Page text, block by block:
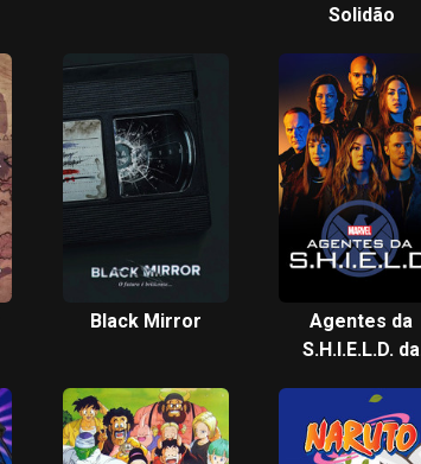
Solidão
Black Mirror
Agentes da
S.H.I.E.L.D. da